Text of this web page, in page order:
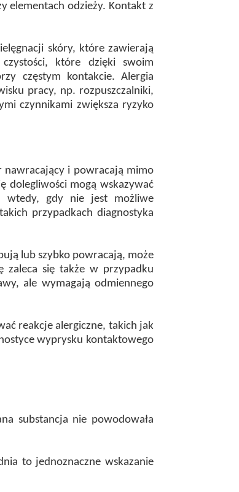
elementach odzieży. Kontakt z
skóry, które zawierają
które dzięki swoim
częstym kontakcie. Alergia
pracy, np. rozpuszczalniki,
czynnikami zwiększa ryzyko
nawracający i powracają mimo
dolegliwości mogą wskazywać
wtedy, gdy nie jest możliwe
przypadkach diagnostyka
lub szybko powracają, może
zaleca się także w przypadku
ale wymagają odmiennego
reakcje alergiczne, takich jak
wyprysku kontaktowego
substancja nie powodowała
to jednoznaczne wskazanie